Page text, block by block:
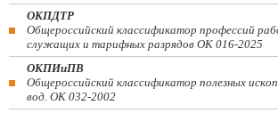
ОКПДТР
Общероссийский классификатор профессий
служащих и тарифных разрядов ОК 016-2025
ОКПИиПВ
Общероссийский классификатор полезных
вод. ОК 032-2002